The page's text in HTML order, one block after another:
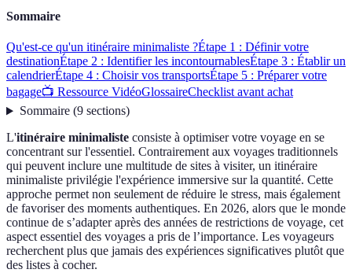
Sommaire
Qu'est-ce qu'un itinéraire minimaliste ?Étape 1 : Définir votre
destinationÉtape 2 : Identifier les incontournablesÉtape 3 : Établir un
calendrierÉtape 4 : Choisir vos transportsÉtape 5 : Préparer votre
bagage📺 Ressource VidéoGlossaireChecklist avant achat
Sommaire(9 sections)
L'itinéraire minimaliste consiste à optimiser votre voyage en se
concentrant sur l'essentiel. Contrairement aux voyages traditionnels
qui peuvent inclure une multitude de sites à visiter, un itinéraire
minimaliste privilégie l'expérience immersive sur la quantité. Cette
approche permet non seulement de réduire le stress, mais également
de favoriser des moments authentiques. En 2026, alors que le monde
continue de s’adapter après des années de restrictions de voyage, cet
aspect essentiel des voyages a pris de l’importance. Les voyageurs
recherchent plus que jamais des expériences significatives plutôt que
des listes à cocher.